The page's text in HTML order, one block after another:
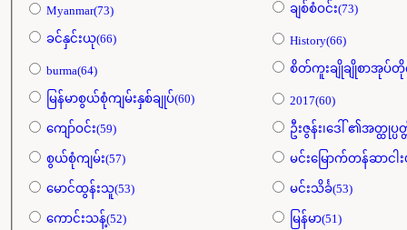
Myanmar(73) ချစ်စံဝင်း(73)
ခင်နှင်းယု(66) History(66)
burma(64) စိတ်ကူးချိုချိုစာအုပ်တို
မြန်မာစွယ်စုံကျမ်းနှစ်ချုပ်(60) 2017(60)
ကျော်ဝင်း(59) ဦးဇွန်း၊ဒေါ် ၏အတ္ထုပ္ပတ္
စွယ်စုံကျမ်း(57) မင်းမြောက်တန်ဆာငါးပ
မောင်ထွန်းသူ(53) မင်းသိင်္ခ(53)
ကောင်းသန့်(52) မြန်မာ(51)